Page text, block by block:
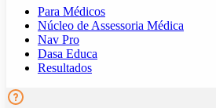
Para Médicos
Núcleo de Assessoria Médica
Nav Pro
Dasa Educa
Resultados